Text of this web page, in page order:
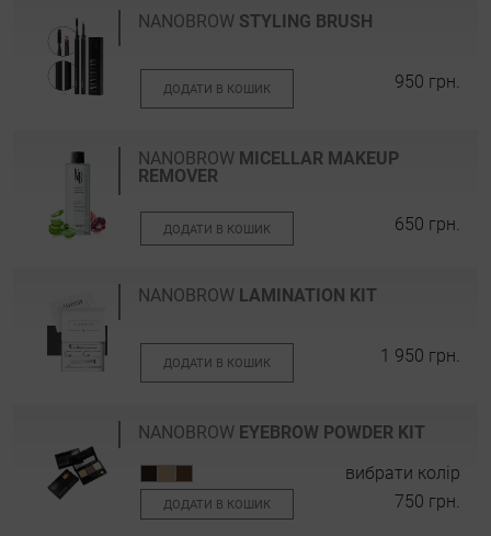
NANOBROW STYLING BRUSH
ДОДАТИ В КОШИК 950 грн.
NANOBROW MICELLAR MAKEUP
REMOVER
ДОДАТИ В КОШИК 650 грн.
NANOBROW LAMINATION KIT
ДОДАТИ В КОШИК 1 950 грн.
NANOBROW EYEBROW POWDER KIT
вибрати колір
ДОДАТИ В КОШИК 750 грн.